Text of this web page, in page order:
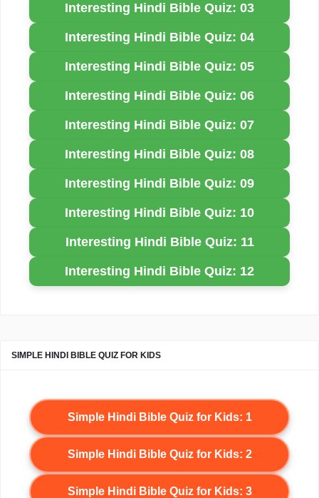
Interesting Hindi Bible Quiz: 03
Interesting Hindi Bible Quiz: 04
Interesting Hindi Bible Quiz: 05
Interesting Hindi Bible Quiz: 06
Interesting Hindi Bible Quiz: 07
Interesting Hindi Bible Quiz: 08
Interesting Hindi Bible Quiz: 09
Interesting Hindi Bible Quiz: 10
Interesting Hindi Bible Quiz: 11
Interesting Hindi Bible Quiz: 12
SIMPLE HINDI BIBLE QUIZ FOR KIDS
Simple Hindi Bible Quiz for Kids: 1
Simple Hindi Bible Quiz for Kids: 2
Simple Hindi Bible Quiz for Kids: 3